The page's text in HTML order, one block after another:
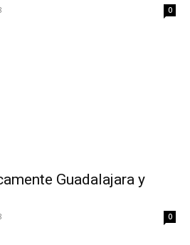
0
Guadalajara y
0